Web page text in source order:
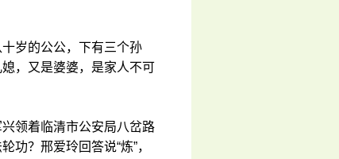
岁的公公，下有三个孙
，又是婆婆，是家人不可
领着临清市公安局八岔路
功？邢爱玲回答说“炼”，